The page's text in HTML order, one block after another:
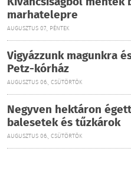
marhatelepre
AUGUSZTUS 07., PÉNTEK
Vigyázzunk magunkra
Petz-kórház
AUGUSZTUS 06., CSÜTÖRTÖK
Negyven hektáron
balesetek és tűzkárok
AUGUSZTUS 06., CSÜTÖRTÖK